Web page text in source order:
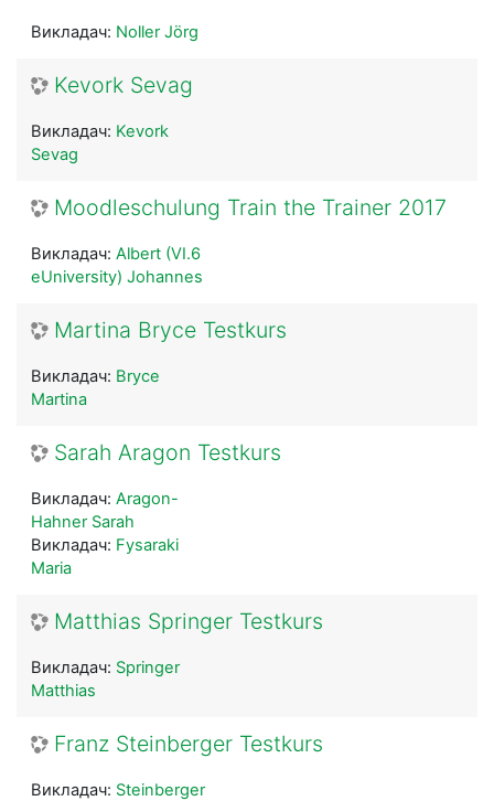
Викладач: Noller Jörg
Kevork Sevag
Викладач: Kevork
Sevag
Moodleschulung Train the Trainer 2017
Викладач: Albert (VI.6
eUniversity) Johannes
Martina Bryce Testkurs
Викладач: Bryce
Martina
Sarah Aragon Testkurs
Викладач: Aragon-
Hahner Sarah
Викладач: Fysaraki
Maria
Matthias Springer Testkurs
Викладач: Springer
Matthias
Franz Steinberger Testkurs
Викладач: Steinberger